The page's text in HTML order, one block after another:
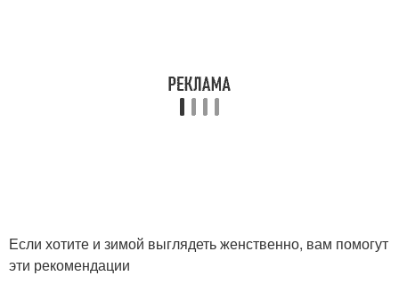
Если хотите и зимой выглядеть женственно, вам помогут
эти рекомендации